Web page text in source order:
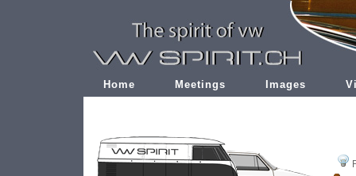
Home Meetings Images